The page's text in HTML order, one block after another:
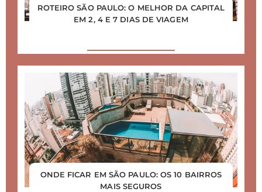
ROTEIRO SÃO PAULO: O MELHOR DA CAPITAL
EM 2, 4 E 7 DIAS DE VIAGEM
ONDE FICAR EM SÃO PAULO: OS 10 BAIRROS
MAIS SEGUROS